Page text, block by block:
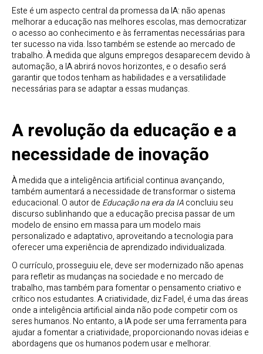
Este é um aspecto central da promessa da IA: não apenas
melhorar a educação nas melhores escolas, mas democratizar
o acesso ao conhecimento e às ferramentas necessárias para
ter sucesso na vida. Isso também se estende ao mercado de
trabalho. À medida que alguns empregos desaparecem devido à
automação, a IA abrirá novos horizontes, e o desafio será
garantir que todos tenham as habilidades e a versatilidade
necessárias para se adaptar a essas mudanças.
A revolução da educação e a
necessidade de inovação
À medida que a inteligência artificial continua avançando,
também aumentará a necessidade de transformar o sistema
educacional. O autor de Educação na era da IAconcluiu seu
discurso sublinhando que a educação precisa passar de um
modelo de ensino em massa para um modelo mais
personalizado e adaptativo, aproveitando a tecnologia para
oferecer uma experiência de aprendizado individualizada.
O currículo, prosseguiu ele, deve ser modernizado não apenas
para refletir as mudanças na sociedade e no mercado de
trabalho, mas também para fomentar o pensamento criativo e
crítico nos estudantes. A criatividade, diz Fadel, é uma das áreas
onde a inteligência artificial ainda não pode competir com os
seres humanos. No entanto, a IA pode ser uma ferramenta para
ajudar a fomentar a criatividade, proporcionando novas ideias e
abordagens que os humanos podem usar e melhorar.